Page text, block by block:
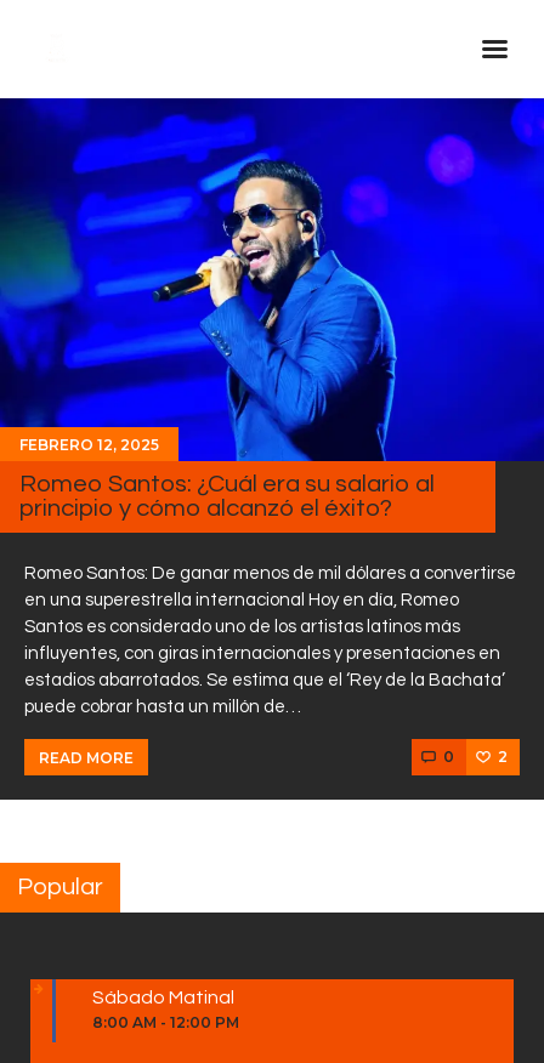
Inicio Real FM
Streaming
En Vivo
Descarga La APP
Programas
Noticias
Equipo
Sobre Nosotros
Contactos
FEBRERO 12, 2025
Romeo Santos: ¿Cuál era su salario al
principio y cómo alcanzó el éxito?
Romeo Santos: De ganar menos de mil dólares a convertirse
en una superestrella internacional Hoy en día, Romeo
Santos es considerado uno de los artistas latinos más
influyentes, con giras internacionales y presentaciones en
estadios abarrotados. Se estima que el ‘Rey de la Bachata’
puede cobrar hasta un millón de…
READ MORE 0 2
Popular
Sábado Matinal
8:00 AM - 12:00 PM